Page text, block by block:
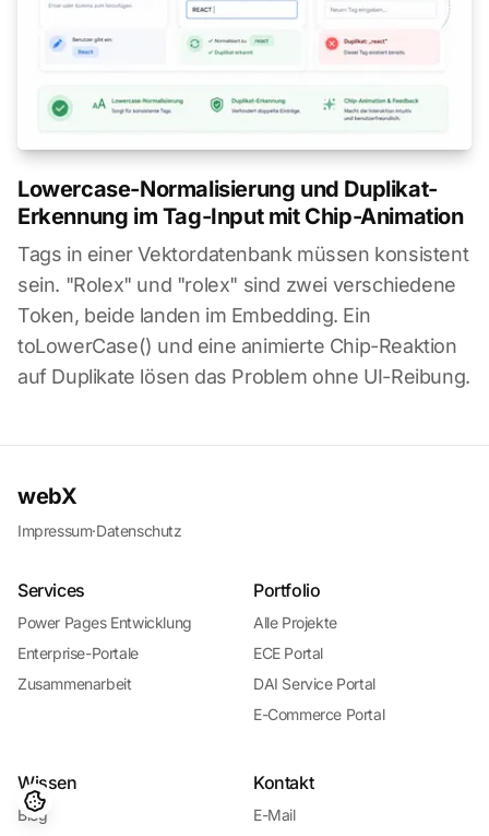
Lowercase-Normalisierung und Duplikat-
Erkennung im Tag-Input mit Chip-Animation
Tags in einer Vektordatenbank müssen konsistent
sein. "Rolex" und "rolex" sind zwei verschiedene
Token, beide landen im Embedding. Ein
toLowerCase() und eine animierte Chip-Reaktion
auf Duplikate lösen das Problem ohne UI-Reibung.
webX
Impressum·Datenschutz
Services
Power Pages Entwicklung
Enterprise-Portale
Zusammenarbeit
Portfolio
Alle Projekte
ECE Portal
DAI Service Portal
E-Commerce Portal
Wissen
Blog
Kontakt
E-Mail